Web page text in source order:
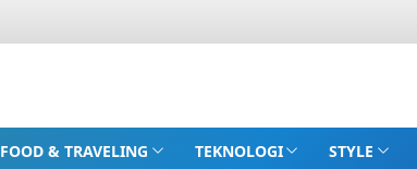
FOOD & TRAVELING TEKNOLOGI STYLE